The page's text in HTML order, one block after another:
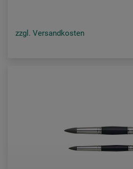
zzgl. Versandkosten